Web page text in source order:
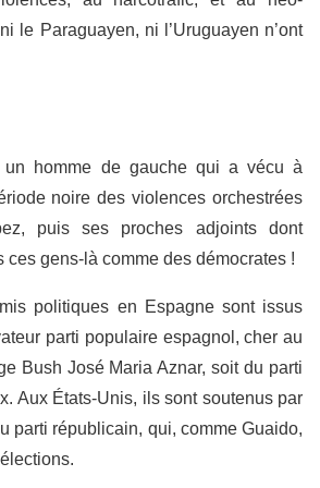
le Paraguayen, ni l’Uruguayen n’ont
un homme de gauche qui a vécu à
noire des violences orchestrées
puis ses proches adjoints dont
ces gens-là comme des démocrates !
politiques en Espagne sont issus
parti populaire espagnol, cher au
Bush José Maria Aznar, soit du parti
Aux États-Unis, ils sont soutenus par
parti républicain, qui, comme Guaido,